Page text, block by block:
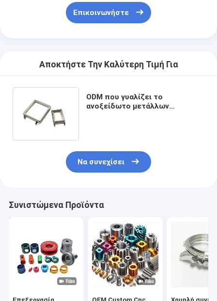
Επικοινωνήστε
Αποκτήστε Την Καλύτερη Τιμή Για
ODM που γυαλίζει το
ανοξείδωτο μετάλλων
Να συνεχίσει
Συνιστώμενα Προϊόντα